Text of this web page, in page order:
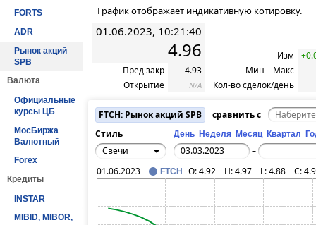
FORTS
ADR
Рынок акций
SPB
Валюта
Официальные
курсы ЦБ
МосБиржа
Валютный
Forex
Кредиты
INSTAR
MIBID, MIBOR,
График отображает индикативную котировку.
01.06.2023, 10:21:40
4.96
Пред закр
4.93
Открытие
N/A
Изм
Мин – Макс
Кол-во сделок/день
FTCH: Рынок акций SPB
сравнить с
Стиль
День Неделя Месяц Квартал
Свечи
–
01.06.2023
FTCH O:4.92 H:4.97 L:4.88 C: